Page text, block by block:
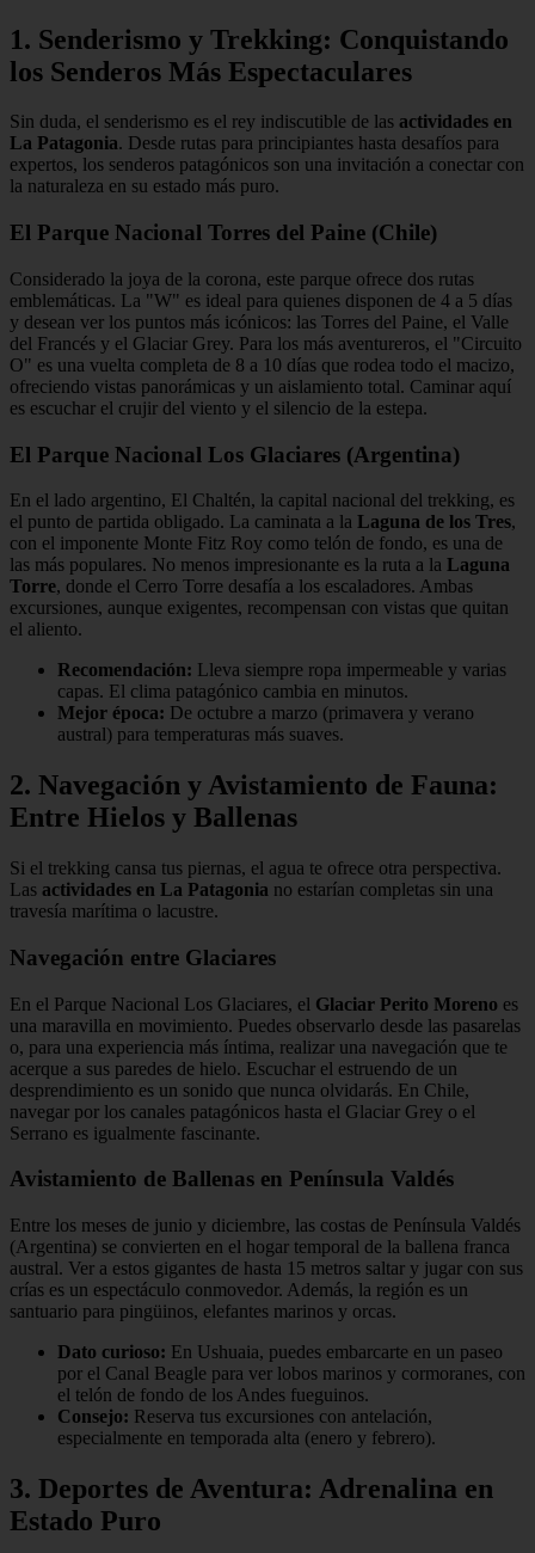
1. Senderismo y Trekking: Conquistando
los Senderos Más Espectaculares
Sin duda, el senderismo es el rey indiscutible de las actividades en
La Patagonia. Desde rutas para principiantes hasta desafíos para
expertos, los senderos patagónicos son una invitación a conectar con
la naturaleza en su estado más puro.
El Parque Nacional Torres del Paine (Chile)
Considerado la joya de la corona, este parque ofrece dos rutas
emblemáticas. La "W" es ideal para quienes disponen de 4 a 5 días
y desean ver los puntos más icónicos: las Torres del Paine, el Valle
del Francés y el Glaciar Grey. Para los más aventureros, el "Circuito
O" es una vuelta completa de 8 a 10 días que rodea todo el macizo,
ofreciendo vistas panorámicas y un aislamiento total. Caminar aquí
es escuchar el crujir del viento y el silencio de la estepa.
El Parque Nacional Los Glaciares (Argentina)
En el lado argentino, El Chaltén, la capital nacional del trekking, es
el punto de partida obligado. La caminata a la Laguna de los Tres,
con el imponente Monte Fitz Roy como telón de fondo, es una de
las más populares. No menos impresionante es la ruta a la Laguna
Torre, donde el Cerro Torre desafía a los escaladores. Ambas
excursiones, aunque exigentes, recompensan con vistas que quitan
el aliento.
Recomendación: Lleva siempre ropa impermeable y varias
capas. El clima patagónico cambia en minutos.
Mejor época: De octubre a marzo (primavera y verano
austral) para temperaturas más suaves.
2. Navegación y Avistamiento de Fauna:
Entre Hielos y Ballenas
Si el trekking cansa tus piernas, el agua te ofrece otra perspectiva.
Las actividades en La Patagonia no estarían completas sin una
travesía marítima o lacustre.
Navegación entre Glaciares
En el Parque Nacional Los Glaciares, el Glaciar Perito Moreno es
una maravilla en movimiento. Puedes observarlo desde las pasarelas
o, para una experiencia más íntima, realizar una navegación que te
acerque a sus paredes de hielo. Escuchar el estruendo de un
desprendimiento es un sonido que nunca olvidarás. En Chile,
navegar por los canales patagónicos hasta el Glaciar Grey o el
Serrano es igualmente fascinante.
Avistamiento de Ballenas en Península Valdés
Entre los meses de junio y diciembre, las costas de Península Valdés
(Argentina) se convierten en el hogar temporal de la ballena franca
austral. Ver a estos gigantes de hasta 15 metros saltar y jugar con sus
crías es un espectáculo conmovedor. Además, la región es un
santuario para pingüinos, elefantes marinos y orcas.
Dato curioso: En Ushuaia, puedes embarcarte en un paseo
por el Canal Beagle para ver lobos marinos y cormoranes, con
el telón de fondo de los Andes fueguinos.
Consejo: Reserva tus excursiones con antelación,
especialmente en temporada alta (enero y febrero).
3. Deportes de Aventura: Adrenalina en
Estado Puro